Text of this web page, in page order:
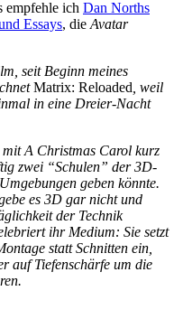
empfehle ich Dan Norths
Essays, die Avatar
seit Beginn meines
Matrix: Reloaded , weil
in eine Dreier-Nacht
mitA Christmas Carol kurz
zwei “Schulen” der 3D-
geben könnte.
es 3D gar nicht und
der Technik
ihr Medium: Sie setzt
statt Schnitten ein,
auf Tiefenschärfe um die